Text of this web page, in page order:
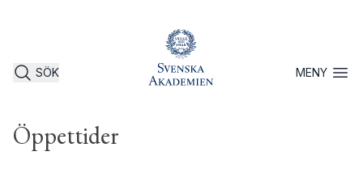
SÖK MENYÖppna
Öppettider